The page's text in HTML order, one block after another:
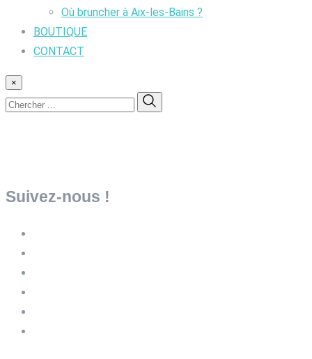
Où bruncher à Aix-les-Bains ?
BOUTIQUE
CONTACT
×
Suivez-nous !